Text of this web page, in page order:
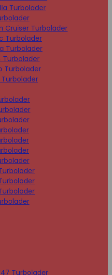
Turbolader
Cruiser Turbolader
Turbolader
Turbolader
Turbolader
Turbolader
Turbolader